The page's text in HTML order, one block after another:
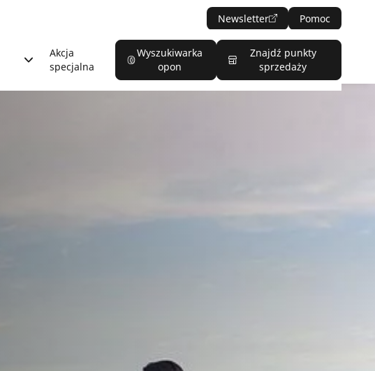
Newsletter Pomoc
Akcja
specjalna
Wyszukiwarka
opon
Znajdź punkty
sprzedaży